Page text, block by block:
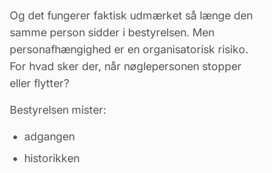
Og det fungerer faktisk udmærket så længe den
samme person sidder i bestyrelsen. Men
personafhængighed er en organisatorisk risiko.
For hvad sker der, når nøglepersonen stopper
eller flytter?
Bestyrelsen mister:
adgangen
historikken